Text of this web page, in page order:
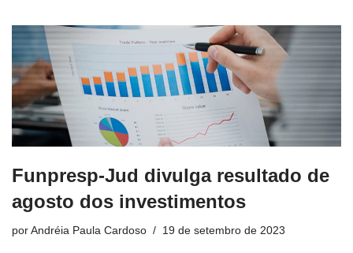
Funpresp-Jud divulga resultado de
agosto dos investimentos
por Andréia Paula Cardoso 19 de setembro de 2023